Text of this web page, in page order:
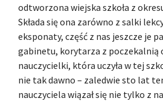
odtworzona wiejska szkoła z
Składa się ona zarówno z salki
eksponaty, część z nas jeszcze je
gabinetu, korytarza z poczekalnią
nauczycielki, która uczyła w tej
nie tak dawno – zaledwie sto lat
nauczyciela wiązał się nie tylko z